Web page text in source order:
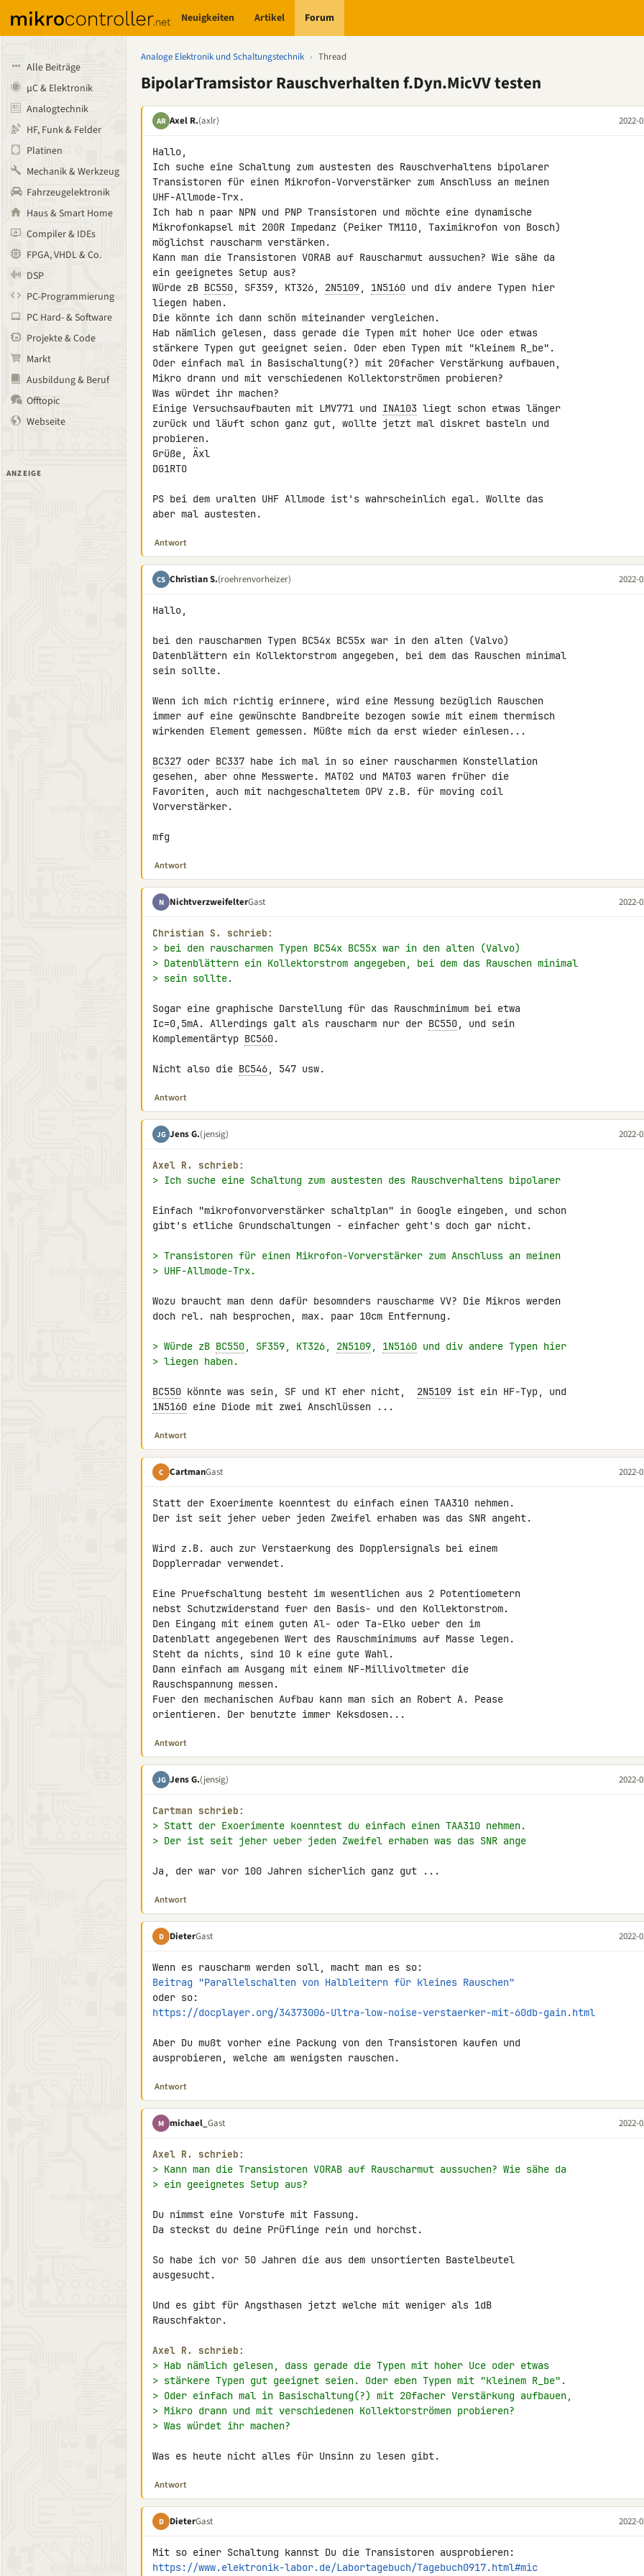
Neuigkeiten Artikel Forum
Alle Beiträge
µC & Elektronik
Analogtechnik
HF, Funk & Felder
Platinen
Mechanik & Werkzeug
Fahrzeugelektronik
Haus & Smart Home
Compiler & IDEs
FPGA, VHDL & Co.
DSP
PC-Programmierung
PC Hard- & Software
Projekte & Code
Markt
Ausbildung & Beruf
Offtopic
Webseite
ANZEIGE
Analoge Elektronik und Schaltungstechnik › Thread
BipolarTramsistor Rauschverhalten f.Dyn.MicVV testen
AR Axel R.(axlr) 2022-
Hallo,
Ich suche eine Schaltung zum austesten des Rauschverhaltens bipolarer
Transistoren für einen Mikrofon-Vorverstärker zum Anschluss an meinen
UHF-Allmode-Trx.
Ich hab n paar NPN und PNP Transistoren und möchte eine dynamische
Mikrofonkapsel mit 200R Impedanz (Peiker TM110, Taximikrofon von Bosch)
möglichst rauscharm verstärken.
Kann man die Transistoren VORAB auf Rauscharmut aussuchen? Wie sähe da
ein geeignetes Setup aus?
Würde zB BC550, SF359, KT326, 2N5109, 1N5160 und div andere Typen hier
liegen haben.
Die könnte ich dann schön miteinander vergleichen.
Hab nämlich gelesen, dass gerade die Typen mit hoher Uce oder etwas
stärkere Typen gut geeignet seien. Oder eben Typen mit "kleinem R_be".
Oder einfach mal in Basischaltung(?) mit 20facher Verstärkung aufbauen,
Mikro drann und mit verschiedenen Kollektorströmen probieren?
Was würdet ihr machen?
Einige Versuchsaufbauten mit LMV771 und INA103 liegt schon etwas länger
zurück und läuft schon ganz gut, wollte jetzt mal diskret basteln und
probieren.
Grüße, Äxl
DG1RTO
PS bei dem uralten UHF Allmode ist's wahrscheinlich egal. Wollte das
aber mal austesten.
Antwort
CS Christian S.(roehrenvorheizer) 2022-
Hallo,
bei den rauscharmen Typen BC54x BC55x war in den alten (Valvo)
Datenblättern ein Kollektorstrom angegeben, bei dem das Rauschen minimal
sein sollte.
Wenn ich mich richtig erinnere, wird eine Messung bezüglich Rauschen
immer auf eine gewünschte Bandbreite bezogen sowie mit einem thermisch
wirkenden Element gemessen. Müßte mich da erst wieder einlesen...
BC327 oder BC337 habe ich mal in so einer rauscharmen Konstellation
gesehen, aber ohne Messwerte. MAT02 und MAT03 waren früher die
Favoriten, auch mit nachgeschaltetem OPV z.B. für moving coil
Vorverstärker.
mfg
Antwort
N NichtverzweifelterGast 2022-
Christian S. schrieb:
> bei den rauscharmen Typen BC54x BC55x war in den alten (Valvo)
> Datenblättern ein Kollektorstrom angegeben, bei dem das Rauschen minimal
> sein sollte.
Sogar eine graphische Darstellung für das Rauschminimum bei etwa
Ic=0,5mA. Allerdings galt als rauscharm nur der BC550, und sein
Komplementärtyp BC560.
Nicht also die BC546, 547 usw.
Antwort
JG Jens G.(jensig) 2022-
Axel R. schrieb:
> Ich suche eine Schaltung zum austesten des Rauschverhaltens bipolarer
Einfach "mikrofonvorverstärker schaltplan" in Google eingeben, und schon
gibt's etliche Grundschaltungen - einfacher geht's doch gar nicht.
> Transistoren für einen Mikrofon-Vorverstärker zum Anschluss an meinen
> UHF-Allmode-Trx.
Wozu braucht man denn dafür besomnders rauscharme VV? Die Mikros werden
doch rel. nah besprochen, max. paar 10cm Entfernung.
> Würde zB BC550, SF359, KT326, 2N5109, 1N5160 und div andere Typen hier
> liegen haben.
BC550 könnte was sein, SF und KT eher nicht, 2N5109
1N5160 eine Diode mit zwei Anschlüssen ...
Antwort
C CartmanGast 2022-
Statt der Exoerimente koenntest du einfach einen TAA310 nehmen.
Der ist seit jeher ueber jeden Zweifel erhaben was das SNR angeht.
Wird z.B. auch zur Verstaerkung des Dopplersignals bei einem
Dopplerradar verwendet.
Eine Pruefschaltung besteht im wesentlichen aus 2 Potentiometern
nebst Schutzwiderstand fuer den Basis- und den Kollektorstrom.
Den Eingang mit einem guten Al- oder Ta-Elko ueber den im
Datenblatt angegebenen Wert des Rauschminimums auf Masse legen.
Steht da nichts, sind 10 k eine gute Wahl.
Dann einfach am Ausgang mit einem NF-Millivoltmeter die
Rauschspannung messen.
Fuer den mechanischen Aufbau kann man sich an Robert A. Pease
orientieren. Der benutzte immer Keksdosen...
Antwort
JG Jens G.(jensig) 2022-
Cartman schrieb:
> Statt der Exoerimente koenntest du einfach einen TAA310 nehmen.
> Der ist seit jeher ueber jeden Zweifel erhaben was das SNR ange
Ja, der war vor 100 Jahren sicherlich ganz gut ...
Antwort
D DieterGast 2022-
Beitrag "Parallelschalten von Halbleitern für kleines Rauschen"
https://docplayer.org/34373006-Ultra-low-noise-verstaerker-mit-60db-gain.html
Aber Du mußt vorher eine Packung von den Transistoren kaufen und
ausprobieren, welche am wenigsten rauschen.
Antwort
M michael_ Gast 2022-
Axel R. schrieb:
> Kann man die Transistoren VORAB auf Rauscharmut aussuchen? Wie sähe da
> ein geeignetes Setup aus?
Du nimmst eine Vorstufe mit Fassung.
Da steckst du deine Prüflinge rein und horchst.
So habe ich vor 50 Jahren die aus dem unsortierten Bastelbeutel
ausgesucht.
Und es gibt für Angsthasen jetzt welche mit weniger als 1dB
Rauschfaktor.
Axel R. schrieb:
> Hab nämlich gelesen, dass gerade die Typen mit hoher Uce oder etwas
> stärkere Typen gut geeignet seien. Oder eben Typen mit "kleinem R_be".
> Oder einfach mal in Basischaltung(?) mit 20facher Verstärkung aufbauen,
> Mikro drann und mit verschiedenen Kollektorströmen probieren?
> Was würdet ihr machen?
Was es heute nicht alles für Unsinn zu lesen gibt.
Antwort
D DieterGast 2022-
https://www.elektronik-labor.de/Labortagebuch/Tagebuch0917.html#mic